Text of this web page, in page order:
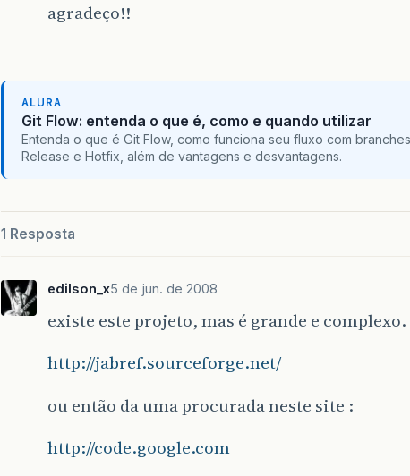
agradeço!!
ALURA
Git Flow: entenda o que é, como e quando utilizar
Entenda o que é Git Flow, como funciona seu fluxo com
Release e Hotfix, além de vantagens e desvantagens.
1 Resposta
edilson_x5 de jun. de 2008
existe este projeto, mas é grande e complexo.
http://jabref.sourceforge.net/
ou então da uma procurada neste site :
http://code.google.com